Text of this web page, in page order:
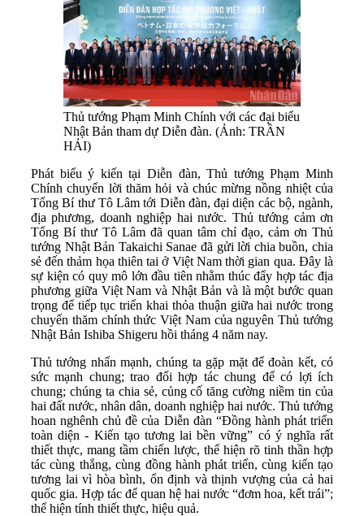
Thủ tướng Phạm Minh Chính với các đại biểu
Nhật Bản tham dự Diễn đàn. (Ảnh: TRẦN
HẢI)
Phát biểu ý kiến tại Diễn đàn, Thủ tướng Phạm Minh
Chính chuyển lời thăm hỏi và chúc mừng nồng nhiệt của
Tổng Bí thư Tô Lâm tới Diễn đàn, đại diện các bộ, ngành,
địa phương, doanh nghiệp hai nước. Thủ tướng cảm ơn
Tổng Bí thư Tô Lâm đã quan tâm chỉ đạo, cảm ơn Thủ
tướng Nhật Bản Takaichi Sanae đã gửi lời chia buồn, chia
sẻ đến thảm họa thiên tai ở Việt Nam thời gian qua. Đây là
sự kiện có quy mô lớn đầu tiên nhằm thúc đẩy hợp tác địa
phương giữa Việt Nam và Nhật Bản và là một bước quan
trọng để tiếp tục triển khai thỏa thuận giữa hai nước trong
chuyến thăm chính thức Việt Nam của nguyên Thủ tướng
Nhật Bản Ishiba Shigeru hồi tháng 4 năm nay.
Thủ tướng nhấn mạnh, chúng ta gặp mặt để đoàn kết, có
sức mạnh chung; trao đổi hợp tác chung để có lợi ích
chung; chúng ta chia sẻ, củng cố tăng cường niềm tin của
hai đất nước, nhân dân, doanh nghiệp hai nước. Thủ tướng
hoan nghênh chủ đề của Diễn đàn “Đồng hành phát triển
toàn diện - Kiến tạo tương lai bền vững” có ý nghĩa rất
thiết thực, mang tầm chiến lược, thể hiện rõ tinh thần hợp
tác cùng thắng, cùng đồng hành phát triển, cùng kiến tạo
tương lai vì hòa bình, ổn định và thịnh vượng của cả hai
quốc gia. Hợp tác để quan hệ hai nước “đơm hoa, kết trái”;
thể hiện tính thiết thực, hiệu quả.